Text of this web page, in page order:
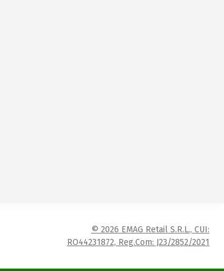
© 2026 EMAG Retail S.R.L., CUI:
RO44231872, Reg.Com: J23/2852/2021